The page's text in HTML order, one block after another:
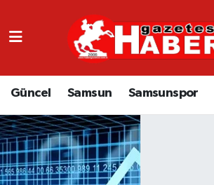
Güncel Samsun Samsunspor
GÜNCEL
SAMSUN
SAMSUNSPOR
EKONOMİ